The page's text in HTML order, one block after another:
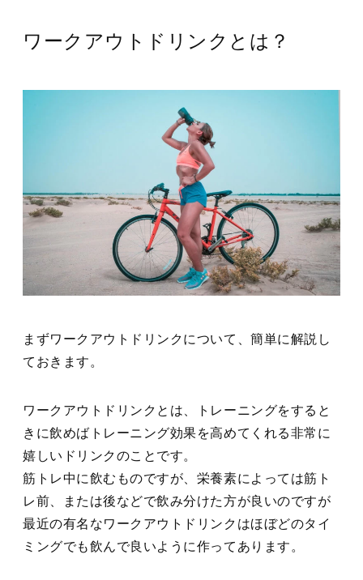
ワークアウトドリンクとは？
まずワークアウトドリンクについて、簡単に解説し
ておきます。
ワークアウトドリンクとは、トレーニングをすると
きに飲めばトレーニング効果を高めてくれる非常に
嬉しいドリンクのことです。
筋トレ中に飲むものですが、栄養素によっては筋ト
レ前、または後などで飲み分けた方が良いのですが
最近の有名なワークアウトドリンクはほぼどのタイ
ミングでも飲んで良いように作ってあります。